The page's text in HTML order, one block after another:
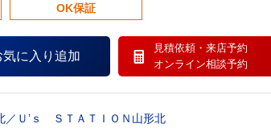
OK保証
気に入り追加
見積依頼・ 来店予約
オンライン相談予約
／Ｕ’ｓ ＳＴＡＴＩＯＮ山形北